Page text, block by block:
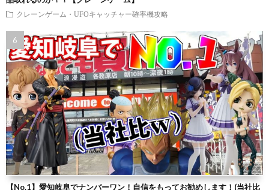
クレーンゲーム・UFOキャッチャー確率機攻略
【No.1】愛知岐阜でナンバーワン！自信をもってお勧めします！(当社比